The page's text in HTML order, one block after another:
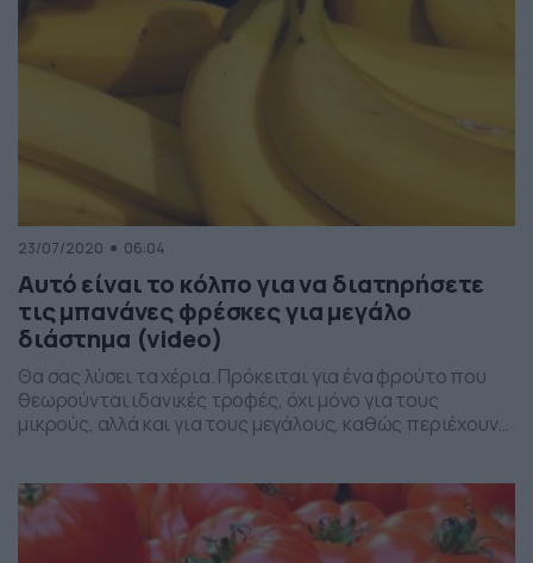
23/07/2020 06:04
Αυτό είναι το κόλπο για να διατηρήσετε
τις μπανάνες φρέσκες για μεγάλο
διάστημα (video)
Θα σας λύσει τα χέρια. Πρόκειται για ένα φρούτο που
θεωρούνται ιδανικές τροφές, όχι μόνο για τους
μικρούς, αλλά και για τους μεγάλους, καθώς περιέχουν
ότι μπαίνουν εύκολα στην τσάντα των μικρών,
μεταφέρονται δηλαδή εύκολα και τα ίδια τα παιδιά […]